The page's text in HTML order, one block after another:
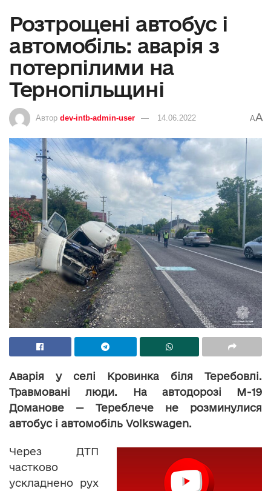
Розтрощені автобус і
автомобіль: аварія з
потерпілими на
Тернопільщині
Автор dev-intb-admin-user 14.06.2022 AA
Аварія у селі Кровинка біля Теребовлі.
Травмовані люди. На автодорозі М-19
Доманове — Тереблече не розминулися
автобус і автомобіль Volkswagen.
Через ДТП
частково
ускладнено рух